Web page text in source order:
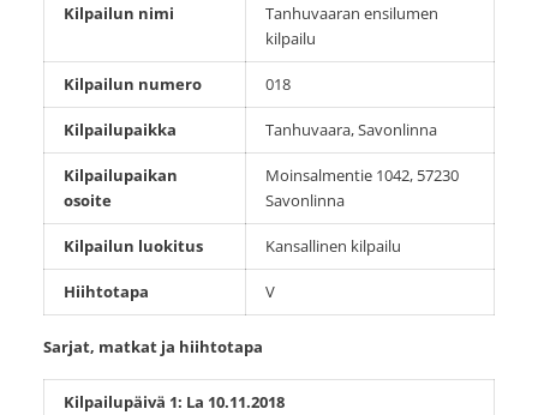
Kilpailun nimi
Tanhuvaaran ensilumen
kilpailu
Kilpailun numero 018
Kilpailupaikka Tanhuvaara, Savonlinna
Kilpailupaikan
osoite
Moinsalmentie 1042, 57230
Savonlinna
Kilpailun luokitus Kansallinen kilpailu
Hiihtotapa V
Sarjat, matkat ja hiihtotapa
Kilpailupäivä 1: La 10.11.2018